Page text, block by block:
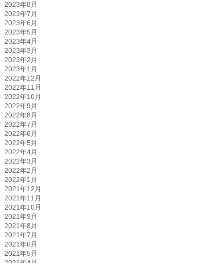
2023年8月
2023年7月
2023年6月
2023年5月
2023年4月
2023年3月
2023年2月
2023年1月
2022年12月
2022年11月
2022年10月
2022年9月
2022年8月
2022年7月
2022年6月
2022年5月
2022年4月
2022年3月
2022年2月
2022年1月
2021年12月
2021年11月
2021年10月
2021年9月
2021年8月
2021年7月
2021年6月
2021年5月